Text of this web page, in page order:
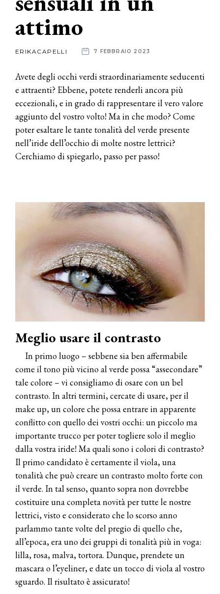
News
attimo
ERIKACAPELLI 7 FEBBRAIO 2023
Avete degli occhi verdi straordinariamente seducenti
e attraenti? Ebbene, potete renderli ancora più
eccezionali, e in grado di rappresentare il vero valore
aggiunto del vostro volto! Ma in che modo? Come
poter esaltare le tante tonalità del verde presente
nell’iride dell’occhio di molte nostre lettrici?
Cerchiamo di spiegarlo, passo per passo!
Meglio usare il contrasto
In primo luogo – sebbene sia ben affermabile
come il tono più vicino al verde possa “assecondare”
tale colore – vi consigliamo di osare con un bel
contrasto. In altri termini, cercate di usare, per il
make up, un colore che possa entrare in apparente
conflitto con quello dei vostri occhi: un piccolo ma
importante trucco per poter togliere solo il meglio
dalla vostra iride! Ma quali sono i colori di contrasto?
Il primo candidato è certamente il viola, una
tonalità che può creare un contrasto molto forte con
il verde. In tal senso, quanto sopra non dovrebbe
costituire una completa novità per tutte le nostre
lettrici, visto e considerato che lo scorso anno
parlammo tante volte del pregio di quello che,
all’epoca, era uno dei gruppi di tonalità più in voga:
lilla, rosa, malva, tortora. Dunque, prendete un
mascara o l’eyeliner, e date un tocco di viola al vostro
sguardo. Il risultato è assicurato!